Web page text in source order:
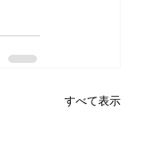
すべて表示